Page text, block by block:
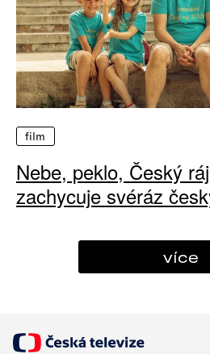
film
Nebe, peklo, Český
zachycuje svéráz
více